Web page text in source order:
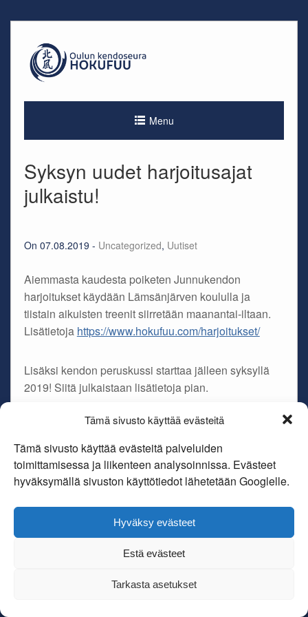
Tämä sivusto käyttää evästeitä
Tämä sivusto käyttää evästeitä palveluiden
toimittamisessa ja liikenteen analysoinnissa. Evästeet
hyväksymällä sivuston käyttötiedot lähetetään Googlelle.
Hyväksy evästeet
Estä evästeet
Tarkasta asetukset
content
Menu
Syksyn uudet harjoitusajat
julkaistu!
On 07.08.2019 - Uncategorized, Uutiset
Aiemmasta kaudesta poiketen Junnukendon
harjoitukset käydään Lämsänjärven koululla ja
tiistain aikuisten treenit siirretään maanantai-iltaan.
Lisätietoja https://www.hokufuu.com/harjoitukset/
Lisäksi kendon peruskussi starttaa jälleen syksyllä
2019! Siitä julkaistaan lisätietoja pian.
Comments are Disabled
Theme By SiteOrigin